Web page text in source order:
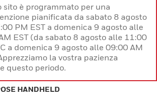
sito è programmato per una
pianificata da sabato 8 agosto
PM EST a domenica 9 agosto alle
EST (da sabato 8 agosto alle 11:00
a domenica 9 agosto alle 09:00 AM
la vostra pazienza
questo periodo.
HANDHELD